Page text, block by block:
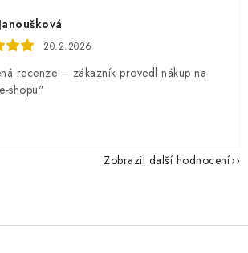
20.2.2026
recenze – zákazník provedl nákup na
shopu"
Zobrazit další hodnocení